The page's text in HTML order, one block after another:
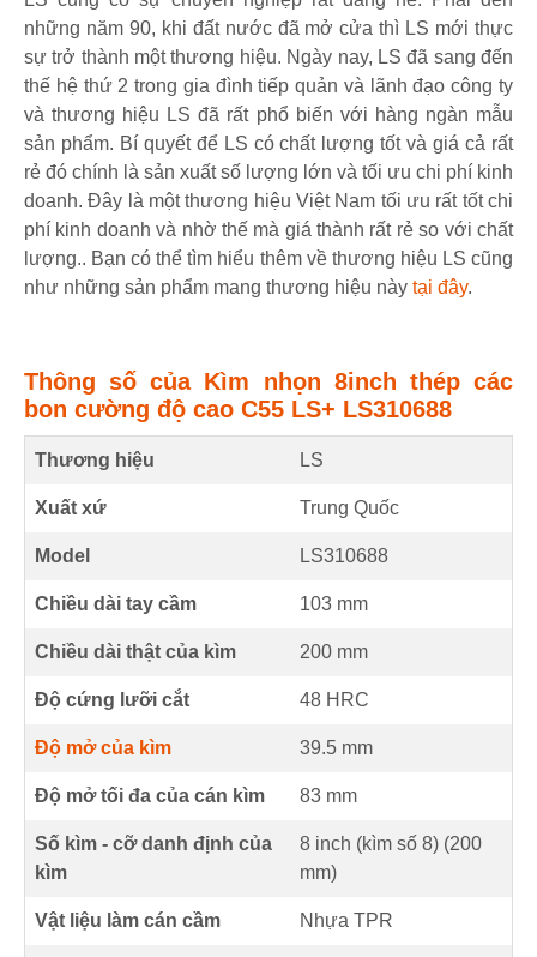
những năm 90, khi đất nước đã mở cửa thì LS mới thực
sự trở thành một thương hiệu. Ngày nay, LS đã sang đến
thế hệ thứ 2 trong gia đình tiếp quản và lãnh đạo công ty
và thương hiệu LS đã rất phổ biến với hàng ngàn mẫu
sản phẩm. Bí quyết để LS có chất lượng tốt và giá cả rất
rẻ đó chính là sản xuất số lượng lớn và tối ưu chi phí kinh
doanh. Đây là một thương hiệu Việt Nam tối ưu rất tốt chi
phí kinh doanh và nhờ thế mà giá thành rất rẻ so với chất
lượng.. Bạn có thể tìm hiểu thêm về thương hiệu LS cũng
như những sản phẩm mang thương hiệu này tại đây.
Thông số của Kìm nhọn 8inch thép các
bon cường độ cao C55 LS+ LS310688
Thương hiệu LS
Xuất xứ Trung Quốc
Model LS310688
Chiều dài tay cầm 103 mm
Chiều dài thật của kìm 200 mm
Độ cứng lưỡi cắt 48 HRC
Độ mở của kìm 39.5 mm
Độ mở tối đa của cán kìm 83 mm
Số kìm - cỡ danh định của
kìm
8 inch (kìm số 8) (200
mm)
Vật liệu làm cán cầm Nhựa TPR